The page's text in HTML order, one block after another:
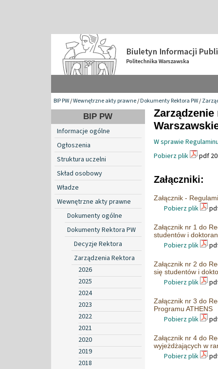
BIP PW/Wewnętrzne akty prawne/Dokumenty Rektora PW/
BIP PW
Informacje ogólne
Ogłoszenia
Struktura uczelni
Skład osobowy
Władze
Wewnętrzne akty prawne
Dokumenty ogólne
Dokumenty Rektora PW
Decyzje Rektora
Zarządzenia Rektora
2026
2025
2024
2023
2022
2021
2020
2019
2018
W sprawie
Pobierz plik
pdf
Załączniki:
Załącznik -
Pobierz plik
Załącznik nr 1 do
studentów i
Pobierz plik
Załącznik nr 2 do
się studentów i
Pobierz plik
Załącznik nr 3 do
Programu ATHENS
Pobierz plik
Załącznik nr 4 do
wyjeżdżających w
Pobierz plik